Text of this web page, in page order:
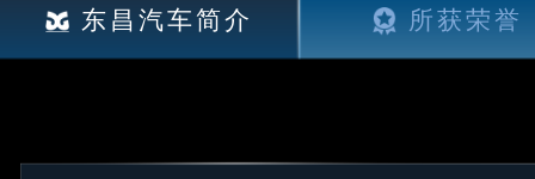
东昌汽车简介 所获荣誉